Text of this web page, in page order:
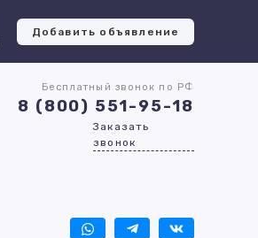
Добавить объявление
Бесплатный звонок по РФ
8 (800) 551-95-18
Заказать
звонок